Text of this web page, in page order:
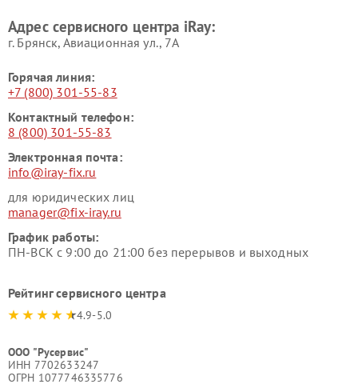
Адрес сервисного центра iRay:
г. Брянск, Авиационная ул., 7А
Горячая линия:
+7 (800) 301-55-83
Контактный телефон:
8 (800) 301-55-83
Электронная почта:
info@iray-fix.ru
для юридических лиц
manager@fix-iray.ru
График работы:
ПН-ВСК с 9:00 до 21:00 без перерывов и выходных
Рейтинг сервисного центра
4.9-5.0
ООО "Русервис"
ИНН 7702633247
ОГРН 1077746335776